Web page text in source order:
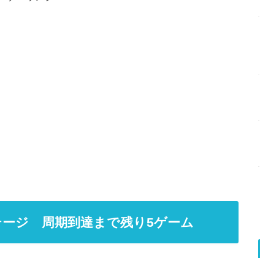
ジ 周期到達まで残り5ゲーム